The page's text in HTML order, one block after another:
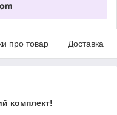
про товар Доставка
комплект!